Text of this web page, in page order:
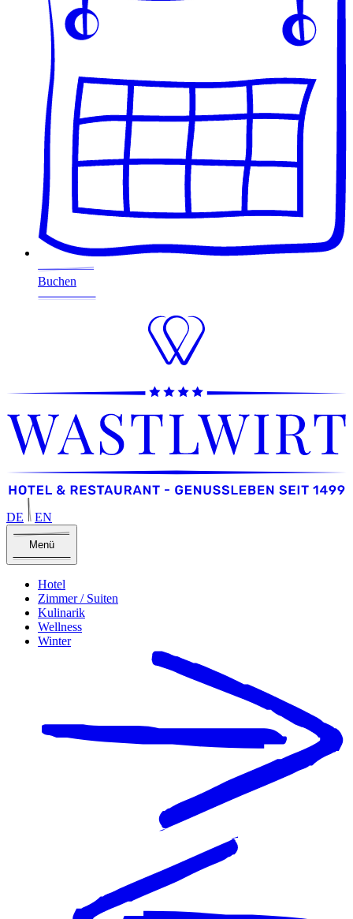
Buchen
DE EN
Menü
Hotel
Zimmer / Suiten
Kulinarik
Wellness
Winter